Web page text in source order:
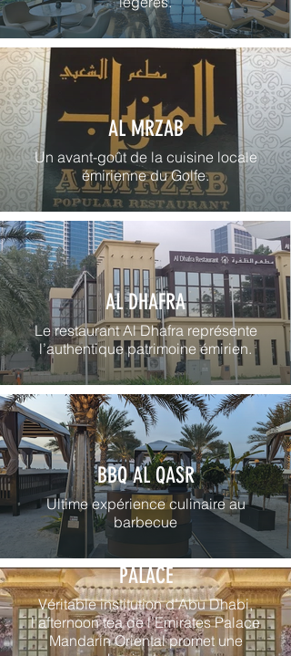
AL MRZAB
Un avant-goût de la cuisine locale
émirienne du Golfe.
AL DHAFRA
Le restaurant Al Dhafra représente
l’authentique patrimoine émirien.
BBQ AL QASR
Ultime expérience culinaire au
barbecue
AFTERNOON TEA EMIRATES
PALACE
Véritable institution d’Abu Dhabi,
l'afternoon tea de l’Emirates Palace
Mandarin Oriental promet une